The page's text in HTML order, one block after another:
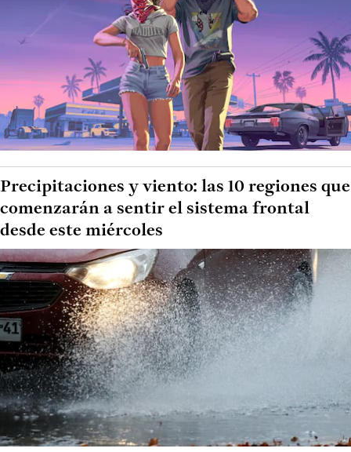
Precipitaciones y viento: las 10 regiones que
comenzarán a sentir el sistema frontal
desde este miércoles